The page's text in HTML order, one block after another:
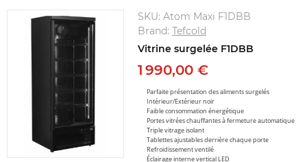
SKU:Atom Maxi F1DBB
Brand:Tefcold
Vitrine surgelée F1DBB
1 990,00 €
Parfaite présentation des aliments surgelés
Intérieur/Extérieur noir
Faible consommation énergétique
Portes vitrées chauffantes à fermeture automatique
Triple vitrage isolant
Tablettes ajustables derrière chaque porte
Refroidissement ventilé
Éclairage interne vertical LED